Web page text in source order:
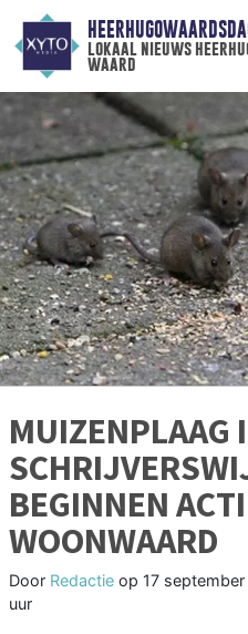
lokaal nieuws
waard
MUIZENPLAAG
BEGINNEN
WOONWAARD
Door Redactie op 17
uur